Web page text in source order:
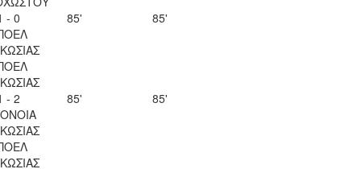
- 0
85' 85'
- 2
85' 85'